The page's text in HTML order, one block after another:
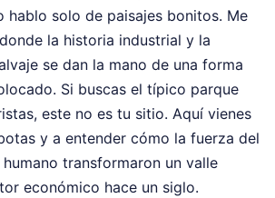
hablo solo de paisajes bonitos. Me
la historia industrial y la
se dan la mano de una forma
Si buscas el típico parque
este no es tu sitio. Aquí vienes
y a entender cómo la fuerza del
transformaron un valle
económico hace un siglo.